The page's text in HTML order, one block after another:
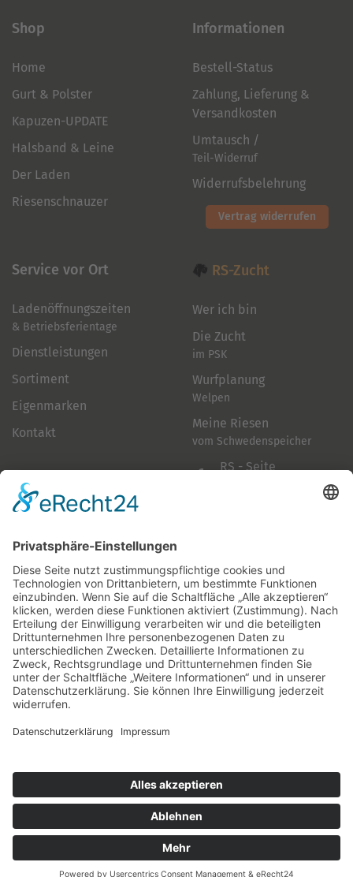
Shop
Home
Gurt & Polster
Kapuzen-UPDATE
Halsband & Leine
Der Laden
Riesenschnauzer
Informationen
Bestell-Status
Zahlung, Lieferung &
Versandkosten
Umtausch /
Teil-Widerruf
Widerrufsbelehrung
Vertrag widerrufen
Service vor Ort
Ladenöffnungszeiten
& Betriebsferientage
Dienstleistungen
Sortiment
Eigenmarken
Kontakt
RS-Zucht
Wer ich bin
Die Zucht
im PSK
Wurfplanung
Welpen
Meine Riesen
vom Schwedenspeicher
RS - Seite
Folge mir
Zahlungsarten
& Vorab-Überweisung
Alle Preise inkl. gesetzl. Mehrwertsteuer zzgl.
Datenschutzerklärung
© 2026 SCHNAUZEN-KONTOR. Alle Rechte vorbehalten.